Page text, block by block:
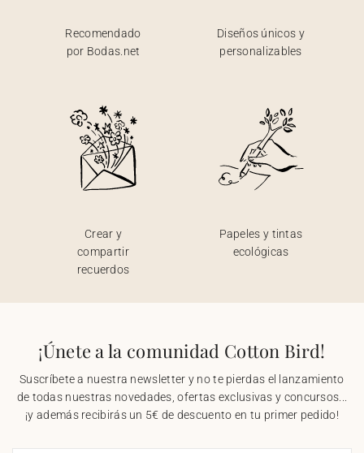
Recomendado
por Bodas.net
Diseños únicos y
personalizables
Crear y
compartir
recuerdos
Papeles y tintas
ecológicas
¡Únete a la comunidad Cotton Bird!
Suscríbete a nuestra newsletter y no te pierdas el lanzamiento
de todas nuestras novedades, ofertas exclusivas y concursos...
¡y además recibirás un 5€ de descuento en tu primer pedido!